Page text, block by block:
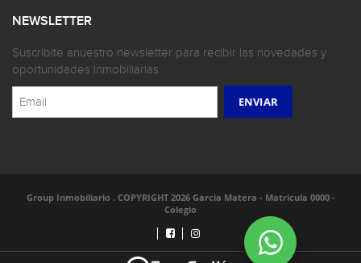
NEWSLETTER
Suscribite anuestro newsletter para recibir las novedades y
oportunidades inmobiliarias.
Group Inmobiliario . COPYRIGHT 2026 Garcia Matera - Matricula 0000 -
Colegio